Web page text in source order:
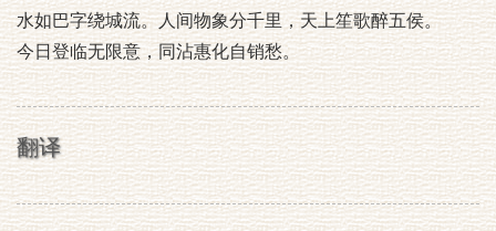
水如巴字绕城流。人间物象分千里，天上笙歌醉五侯。
今日登临无限意，同沾惠化自销愁。
翻译